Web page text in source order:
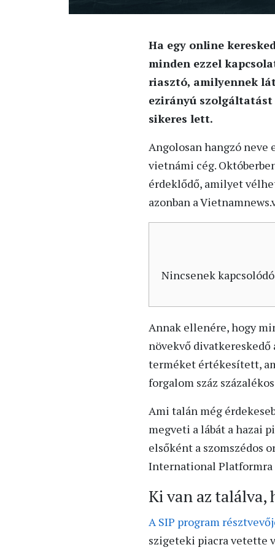
Ha egy online
minden ezzel
riasztó, amilyennek
ezirányú szolgáltatást
sikeres lett.
Angolosan hangzó
vietnámi cég.
érdeklődő, amilyet
azonban a
Nincsenek
Annak ellenére, hogy
növekvő
terméket értékesített,
forgalom száz
Ami talán még
megveti a lábát a hazai
elsőként a szomszédos
International Platformra
Ki van az találva,
A SIP program
szigeteki piacra vetette